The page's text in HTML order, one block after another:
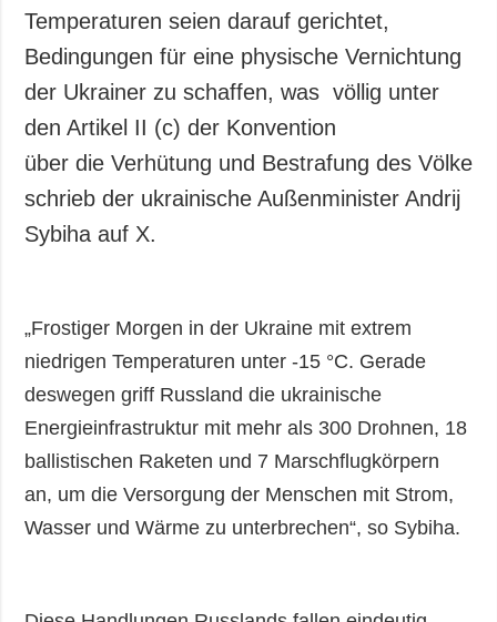
Temperaturen seien darauf gerichtet,
Bedingungen für eine physische Vernichtung
der Ukrainer zu schaffen, was völlig unter
den Artikel II (c) der Konvention
über die Verhütung und Bestrafung des
schrieb der ukrainische Außenminister Andrij
Sybiha auf X.
„Frostiger Morgen in der Ukraine mit extrem
niedrigen Temperaturen unter -15 °C. Gerade
deswegen griff Russland die ukrainische
Energieinfrastruktur mit mehr als 300 Drohnen, 18
ballistischen Raketen und 7 Marschflugkörpern
an, um die Versorgung der Menschen mit Strom,
Wasser und Wärme zu unterbrechen“, so Sybiha.